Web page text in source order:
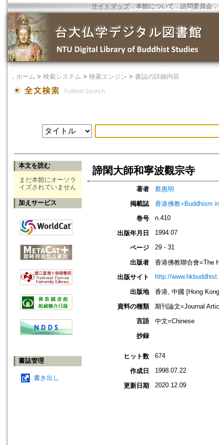
サイトマップ．本館について ． 諮問委員会 ．
． ホーム > 検索システム > 検索エンジン > 書誌の詳細内容
本文を読む
まだ本館にオーソラ
イズされていません
加えサービス
書誌管理
書き出し
諦閑大師和寧波觀宗寺
著者
蔡惠明
掲載誌
香港佛教=Buddhism
巻号
n.410
出版年月日 1994.07
ページ 29 - 31
出版者
香港佛教聯合會=The
出版サイト
http://
出版地
香港, 中國 [Hong
資料の種類
期刊論文=Journal
言語
中文=Chinese
抄録
ヒット数 674
作成日 1998.07.22
更新日期 2020.12.09